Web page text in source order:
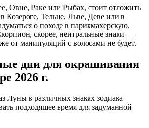
Овне, Раке или Рыбах, стоит отложить
Козероге, Тельце, Льве, Деве или в
о походе в парикмахерскую.
скорее, нейтральные знаки —
от манипуляций с волосами не будет.
дни для окрашивания
2026 г.
Луны в различных знаках зодиака
подходящее время для задуманной